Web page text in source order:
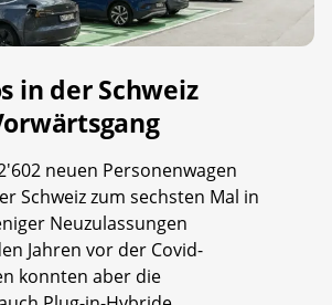
in der Schweiz
neuen Personenwagen
Schweiz zum sechsten Mal in
Neuzulassungen
Jahren vor der Covid-
konnten aber die